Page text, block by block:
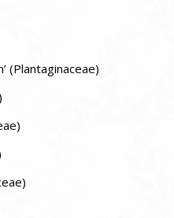
(Plantaginaceae)